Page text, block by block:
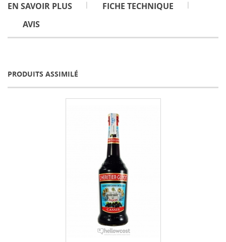
EN SAVOIR PLUS
FICHE TECHNIQUE
AVIS
PRODUITS ASSIMILÉ